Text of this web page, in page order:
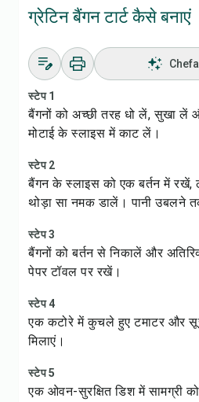
ग्रेटिन बैंगन टार्ट कैसे बनाएं
स्टेप 1
बैंगनों को अच्छी तरह धो लें, सुखा लें
मोटाई के स्लाइस में काट लें।
स्टेप 2
बैंगन के स्लाइस को एक बर्तन में
थोड़ा सा नमक डालें। पानी उबलने
स्टेप 3
बैंगनों को बर्तन से निकालें और
पेपर टॉवल पर रखें।
स्टेप 4
एक कटोरे में कुचले हुए टमाटर और
मिलाएं।
स्टेप 5
एक ओवन-सुरक्षित डिश में सामग्री